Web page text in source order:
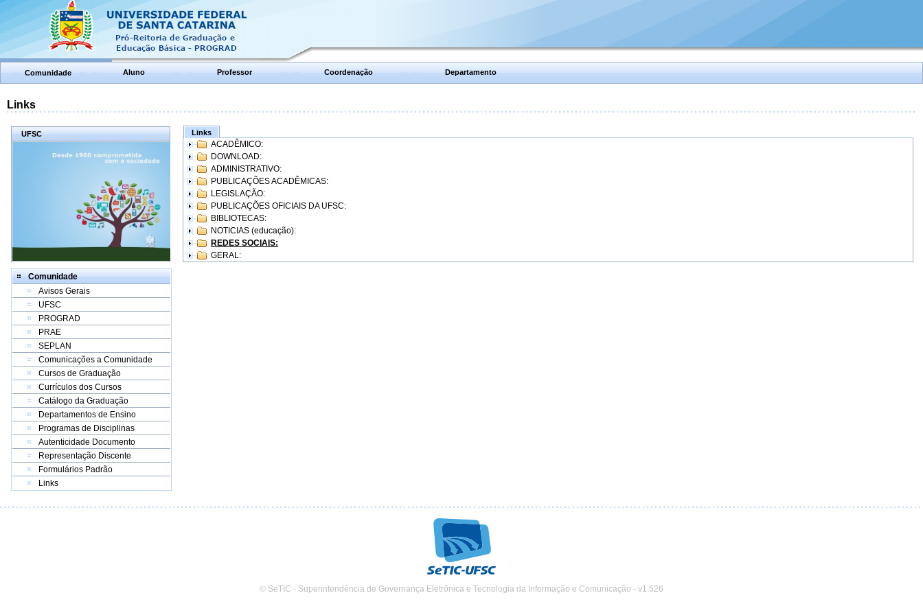
Comunidade Aluno Professor Coordenação Departamento
Links
UFSC
Comunidade
Avisos Gerais
UFSC
PROGRAD
PRAE
SEPLAN
Comunicações a Comunidade
Cursos de Graduação
Currículos dos Cursos
Catálogo da Graduação
Departamentos de Ensino
Programas de Disciplinas
Autenticidade Documento
Representação Discente
Formulários Padrão
Links
Links
ACADÊMICO:
DOWNLOAD:
ADMINISTRATIVO:
PUBLICAÇÕES ACADÊMICAS:
LEGISLAÇÃO:
PUBLICAÇÕES OFICIAIS DA UFSC:
BIBLIOTECAS:
NOTICIAS (educação):
REDES SOCIAIS:
GERAL:
© SeTIC - Superintendência de Governança Eletrônica e Tecnologia da Informação e Comunicação - v1.526